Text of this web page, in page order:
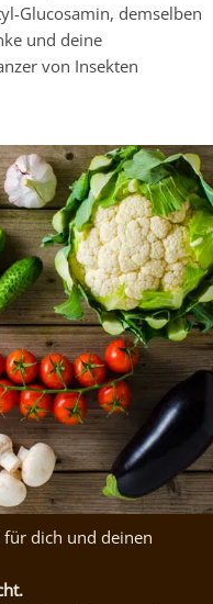
Glucosamin, demselben
und deine
von Insekten
dich und deinen